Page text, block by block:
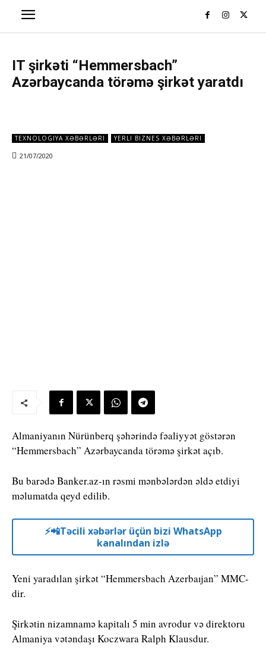
IT şirkəti “Hemmersbach”
Azərbaycanda törəmə şirkət yaratdı
TEXNOLOGIYA XƏBƏRLƏRI YERLI BIZNES XƏBƏRLƏRI
21/07/2020
Almaniyanın Nürünberq şəhərində fəaliyyət göstərən
“Hemmersbach” Azərbaycanda törəmə şirkət açıb.
Bu barədə Banker.az-ın rəsmi mənbələrdən əldə etdiyi
məlumatda qeyd edilib.
⚡️📲Təcili xəbərlər üçün bizi WhatsApp
kanalından izlə
Yeni yaradılan şirkət “Hemmersbach Azerbaıjan” MMC-
dir.
Şirkətin nizamnamə kapitalı 5 min avrodur və direktoru
Almaniya vətəndaşı Koczwara Ralph Klausdur.